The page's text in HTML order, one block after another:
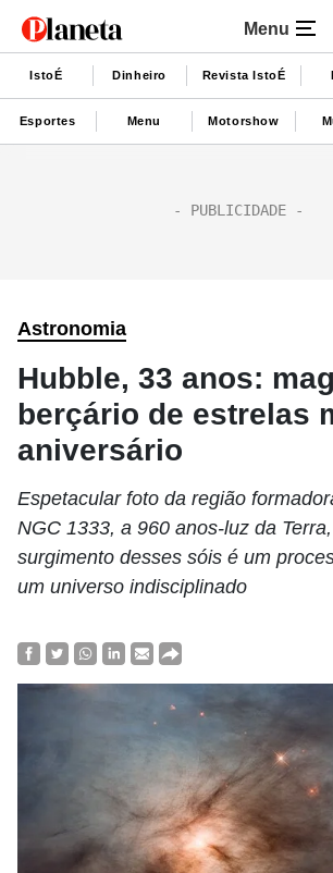
Menu
IstoÉ Dinheiro Revista IstoÉ
Esportes Menu Motorshow
Astronomia
Hubble, 33 anos:
berçário de estrelas
aniversário
Espetacular foto da região
NGC 1333, a 960 anos-luz da
surgimento desses sóis é um
um universo indisciplinado